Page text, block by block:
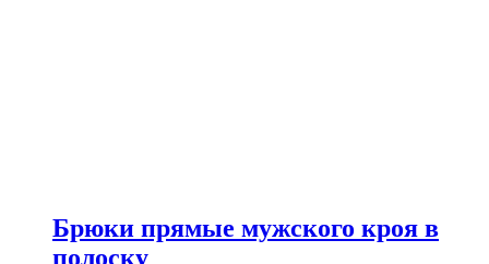
Брюки прямые мужского кроя в
полоску